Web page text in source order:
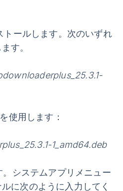
トールします。次のいずれ
す。
使用します：
1_amd64.deb
。システムアプリメニュー
に次のように入力してく